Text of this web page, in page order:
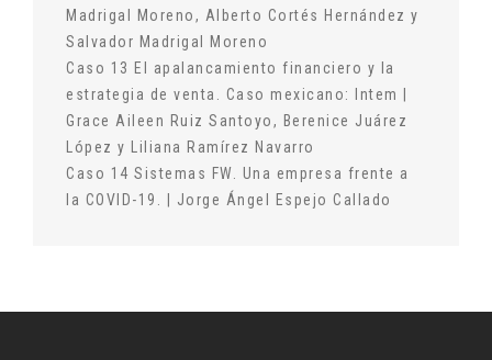
Madrigal Moreno, Alberto Cortés Hernández y
Salvador Madrigal Moreno
Caso 13 El apalancamiento financiero y la
estrategia de venta. Caso mexicano: Intem |
Grace Aileen Ruiz Santoyo, Berenice Juárez
López y Liliana Ramírez Navarro
Caso 14 Sistemas FW. Una empresa frente a
la COVID-19. | Jorge Ángel Espejo Callado